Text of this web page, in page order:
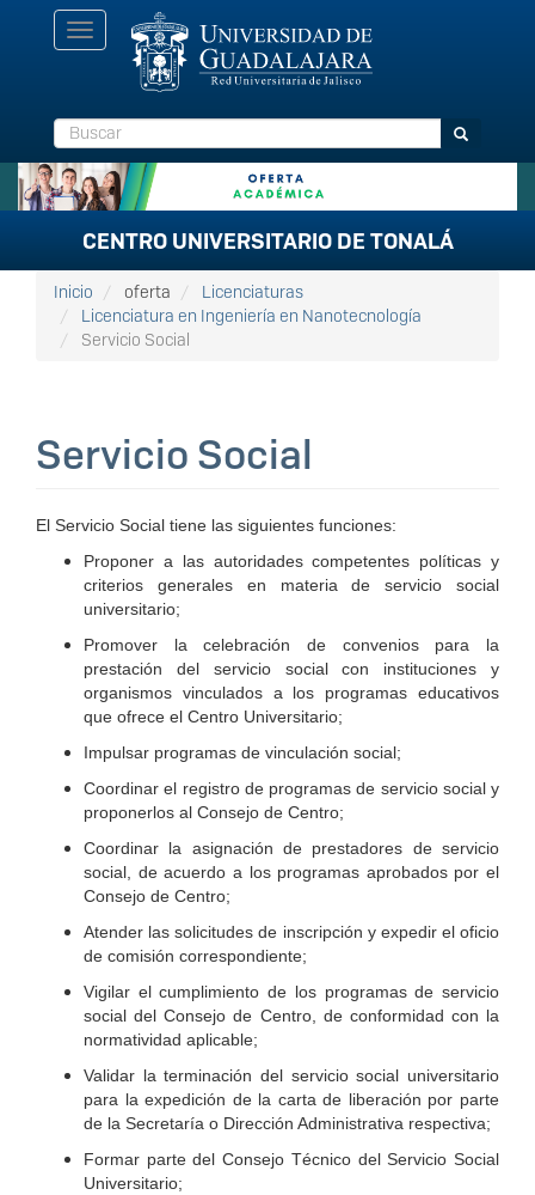
Toggle
navigation
Buscar Buscar
CENTRO UNIVERSITARIO DE TONALÁ
Inicio oferta
Licenciaturas
Licenciatura en Ingeniería en Nanotecnología
Servicio Social
Servicio Social
El Servicio Social tiene las siguientes funciones:
Proponer a las autoridades competentes políticas y
criterios generales en materia de servicio social
universitario;
Promover la celebración de convenios para la
prestación del servicio social con instituciones y
organismos vinculados a los programas educativos
que ofrece el Centro Universitario;
Impulsar programas de vinculación social;
Coordinar el registro de programas de servicio social y
proponerlos al Consejo de Centro;
Coordinar la asignación de prestadores de servicio
social, de acuerdo a los programas aprobados por el
Consejo de Centro;
Atender las solicitudes de inscripción y expedir el oficio
de comisión correspondiente;
Vigilar el cumplimiento de los programas de servicio
social del Consejo de Centro, de conformidad con la
normatividad aplicable;
Validar la terminación del servicio social universitario
para la expedición de la carta de liberación por parte
de la Secretaría o Dirección Administrativa respectiva;
Formar parte del Consejo Técnico del Servicio Social
Universitario;